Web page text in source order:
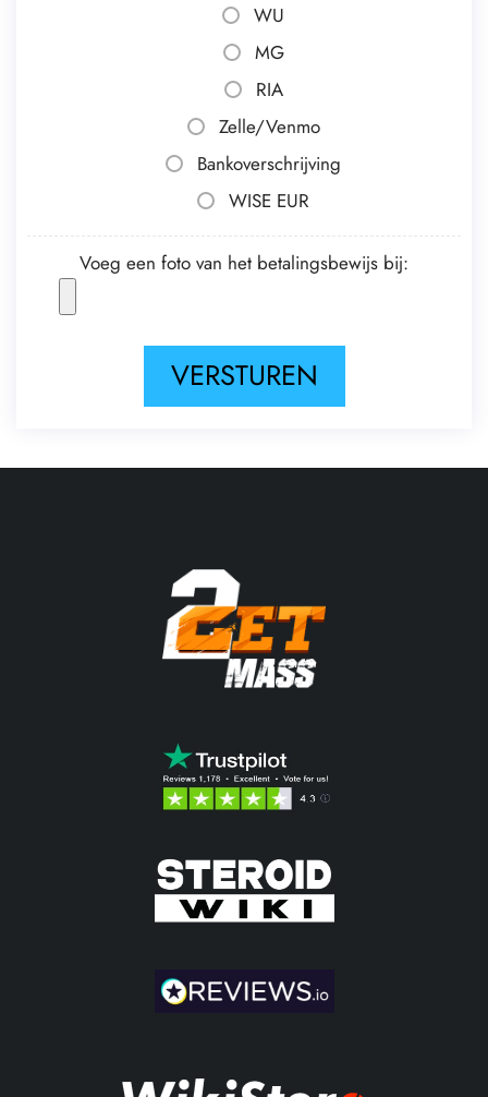
WU
MG
RIA
Zelle/Venmo
Bankoverschrijving
WISE EUR
Voeg een foto van het betalingsbewijs bij: